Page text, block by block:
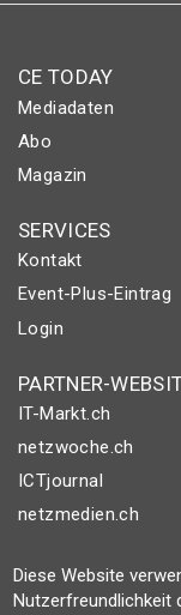
CE TODAY
Mediadaten
Abo
Magazin
SERVICES
Kontakt
Event-Plus-Eintrag
Login
PARTNER-
IT-Markt.ch
netzwoche.ch
ICTjournal
netzmedien.ch
© NETZMEDIEN
Impressum
Diese Website
Nutzerfreundlichkeit